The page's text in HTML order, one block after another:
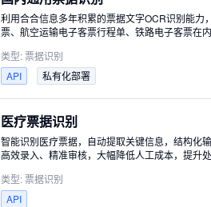
利用合合信息多年积累的票据文字OCR识别能
票、航空运输电子客票行程单、铁路电子客票在
PDF、多页OFD格式。
类型:票据识别
API
私有化部署
医疗票据识别
智能识别医疗票据，自动提取关键信息，结构化
高效录入、精准审核，大幅降低人工成本，提升处
类型:票据识别
API